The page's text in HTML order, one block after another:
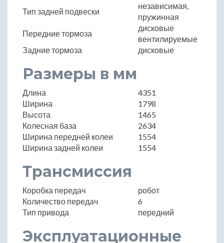
Тип задней подвески
независимая,
пружинная
Передние тормоза
дисковые
вентилируемые
Задние тормоза
дисковые
Размеры в мм
Длина
4351
Ширина
1798
Высота
1465
Колесная база
2634
Ширина передней колеи
1554
Ширина задней колеи
1554
Трансмиссия
Коробка передач
робот
Количество передач
6
Тип привода
передний
Эксплуатационные